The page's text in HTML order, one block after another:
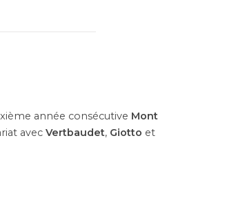
année consécutive Mont
avec Vertbaudet, Giotto et